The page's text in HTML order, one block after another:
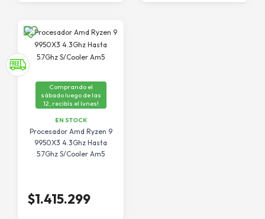
Comprando el
sábado luego de las
12, recibís el lunes!
EN STOCK
Procesador Amd Ryzen 9
9950X3 4.3Ghz Hasta
5.7Ghz S/Cooler Am5
$1.415.299